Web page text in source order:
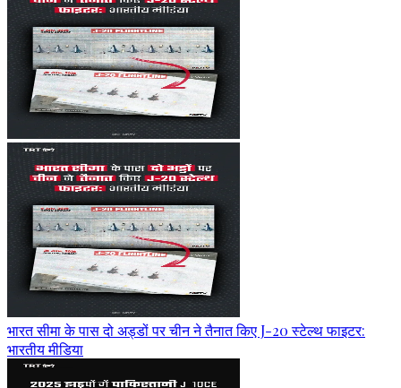
भारत सीमा के पास दो अड्डों पर चीन ने तैनात किए J-20 स्टेल्थ फाइटर:
भारतीय मीडिया